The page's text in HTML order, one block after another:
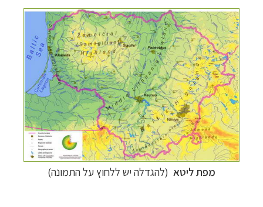
מפת ליטא (להגדלה יש ללחוץ על התמונה)
קרוזים והפלגות נופשלחצו לרשימת היעדים »
תכנון טיולים למדינות אירופהלחצו לרשימת היעדים
»